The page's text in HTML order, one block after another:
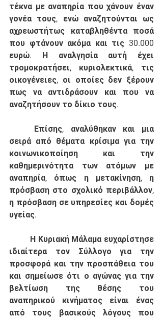
τέκνα με αναπηρία που χάνουν έναν
γονέα τους, ενώ αναζητούνται ως
αχρεωστήτως καταβληθέντα ποσά
που φτάνουν ακόμα και τις 30.000
ευρώ. Η αναλγησία αυτή έχει
τρομοκρατήσει, κυριολεκτικά, τις
οικογένειες, οι οποίες δεν ξέρουν
πως να αντιδράσουν και που να
αναζητήσουν το δίκιο τους.
σειρά από θέματα κρίσιμα για την
κοινωνικοποίηση και την
καθημερινότητα των ατόμων με
αναπηρία, όπως η μετακίνηση, η
πρόσβαση στο σχολικό περιβάλλον,
η πρόσβαση σε υπηρεσίες και δομές
υγείας.
ιδιαίτερα τον Σύλλογο για την
προσφορά και την προσπάθεια του
και σημείωσε ότι ο αγώνας για την
βελτίωση της θέσης του
αναπηρικού κινήματος είναι ένας
από τους βασικούς λόγους που